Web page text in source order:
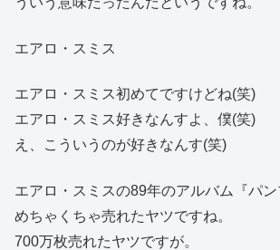
エアロ・スミス
エアロ・スミス初めてですけどね(笑)
エアロ・スミス好きなんすよ、僕(笑)
え、こういうのが好きなんす(笑)
エアロ・スミスの89年のアルバム『パン
めちゃくちゃ売れたヤツですね。
700万枚売れたヤツですが。